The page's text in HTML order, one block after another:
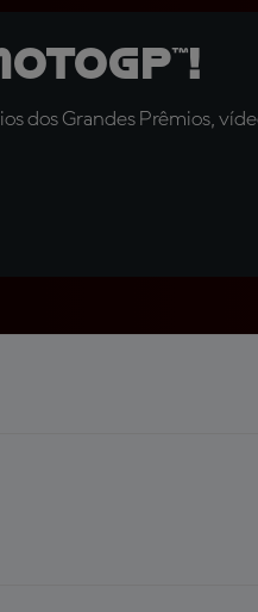
dos Grandes Prêmios,